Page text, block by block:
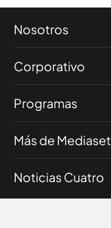
Nosotros
Corporativo
Programas
Más de Mediaset
Noticias Cuatro